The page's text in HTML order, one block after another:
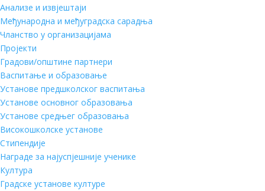
Анализе и извјештаји
Међународна и међуградска сарадња
Чланство у организацијама
Пројекти
Градови/општине партнери
Васпитање и образовање
Установе предшколског васпитања
Установе основног образовања
Установе средњег образовања
Високошколске установе
Стипендије
Награде за најуспјешније ученике
Култура
Градске установе културе